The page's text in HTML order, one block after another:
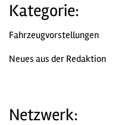
Kategorie:
Fahrzeugvorstellungen
Neues aus der Redaktion
Netzwerk: